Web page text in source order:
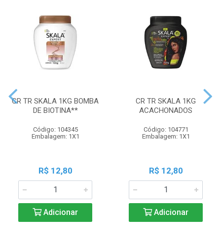
CR TR SKALA 1KG BOMBA
DE BIOTINA**
Código: 104345
Embalagem: 1X1
R$ 12,80
Adicionar
CR TR SKALA 1KG
ACACHONADOS
Código: 104771
Embalagem: 1X1
R$ 12,80
Adicionar